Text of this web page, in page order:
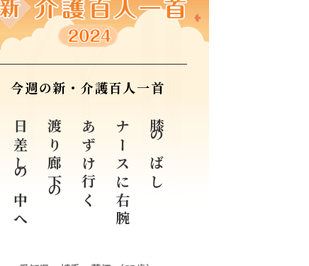
今週の新・介護百人一首
膝のばし
ナースに右腕
あずけ行く
渡り廊下の
日差しの中へ